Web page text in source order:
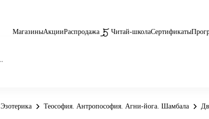
МагазиныАкцииРаспродажа Читай-школаСертификаты
Эзотерика Теософия. Антропософия. Агни-йога. Шамбала